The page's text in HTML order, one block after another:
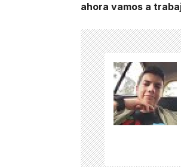
ahora vamos a